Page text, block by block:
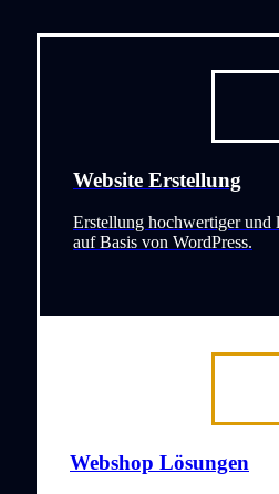
Website Erstellung
Erstellung hochwertiger und
auf Basis von WordPress.
Webshop Lösungen